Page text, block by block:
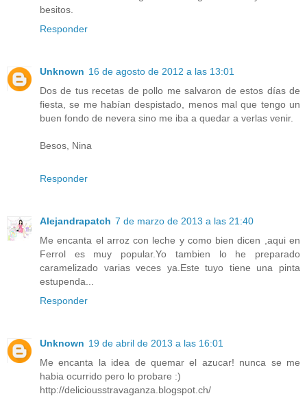
besitos.
Responder
Unknown 16 de agosto de 2012 a las 13:01
Dos de tus recetas de pollo me salvaron de estos días de
fiesta, se me habían despistado, menos mal que tengo un
buen fondo de nevera sino me iba a quedar a verlas venir.
Besos, Nina
Responder
Alejandrapatch 7 de marzo de 2013 a las 21:40
Me encanta el arroz con leche y como bien dicen ,aqui en
Ferrol es muy popular.Yo tambien lo he preparado
caramelizado varias veces ya.Este tuyo tiene una pinta
estupenda...
Responder
Unknown 19 de abril de 2013 a las 16:01
Me encanta la idea de quemar el azucar! nunca se me
habia ocurrido pero lo probare :)
http://deliciousstravaganza.blogspot.ch/